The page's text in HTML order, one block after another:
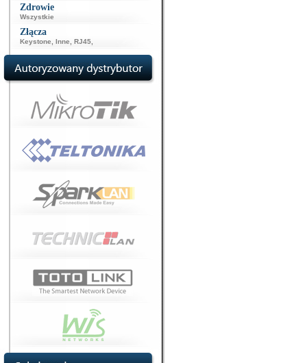
Zdrowie
Wszystkie
Złącza
Keystone Inne RJ45